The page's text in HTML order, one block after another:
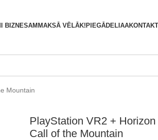
BIZNESAM MAKSĀ VĒLĀK! PIEGĀDELIAAKONTAKTI
Mountain
PlayStation VR2 + Horizon
Call of the Mountain